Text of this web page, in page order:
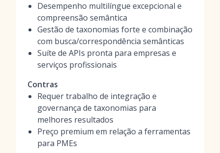
Desempenho multilíngue excepcional e
compreensão semântica
Gestão de taxonomias forte e combinação
com busca/correspondência semânticas
Suíte de APIs pronta para empresas e
serviços profissionais
Contras
Requer trabalho de integração e
governança de taxonomias para
melhores resultados
Preço premium em relação a ferramentas
para PMEs